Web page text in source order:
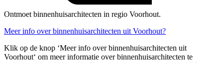
Ontmoet binnenhuisarchitecten in regio Voorhout.
Meer info over binnenhuisarchitecten uit Voorhout?
Klik op de knop ‘Meer info over binnenhuisarchitecten uit
Voorhout‘ om meer informatie over binnenhuisarchitecten te